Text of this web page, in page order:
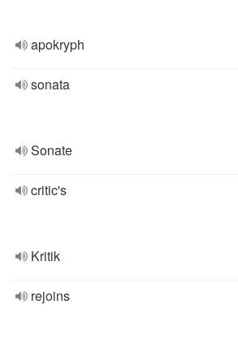
apokryph
sonata
Sonate
critic's
Kritik
rejoins